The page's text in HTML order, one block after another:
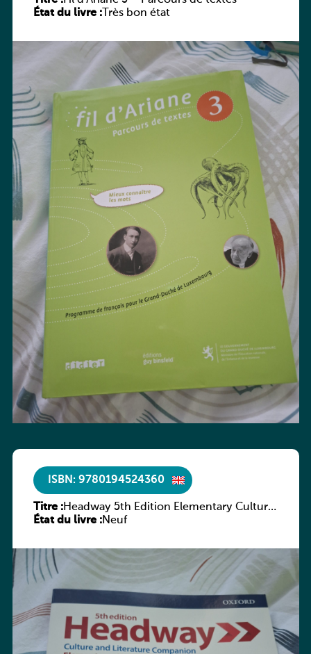
État du livre :Très bon état
ISBN: 9780194524360
Titre :Headway 5th Edition Elementary Culture
and Literature Companion
État du livre :Neuf